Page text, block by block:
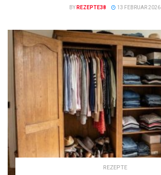
BY REZEPTE38 13 FEBRUAR 2026
REZEPTE